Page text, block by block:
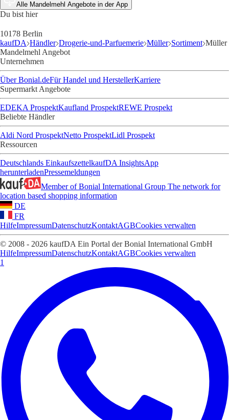
Alle Mandelmehl Angebote in der App
Du bist hier
10178 Berlin
kaufDA Händler Drogerie-und-Parfuemerie Müller Sortiment Müller
Mandelmehl Angebot
Unternehmen
Über Bonial.deFür Handel und HerstellerKarriere
Supermarkt Angebote
EDEKA ProspektKaufland ProspektREWE Prospekt
Beliebte Händler
Aldi Nord ProspektNetto ProspektLidl Prospekt
Ressourcen
Deutschlands EinkaufszettelkaufDA InsightsApp
herunterladenPressemeldungen
Member of Bonial International Group The network for
location based shopping information
DE
FR
HilfeImpressumDatenschutzKontaktAGBCookies verwalten
© 2008 - 2026 kaufDA Ein Portal der Bonial International GmbH
HilfeImpressumDatenschutzKontaktAGBCookies verwalten
1